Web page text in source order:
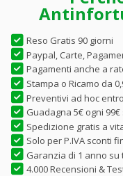
Reso Gratis 90 giorni
Paypal, Carte,
Pagamenti anche a
Stampa o Ricamo da
Preventivi ad hoc
Guadagna 5€ ogni 99€
Spedizione gratis a
Solo per P.IVA sconti
Garanzia di 1 anno su
4.000 Recensioni &